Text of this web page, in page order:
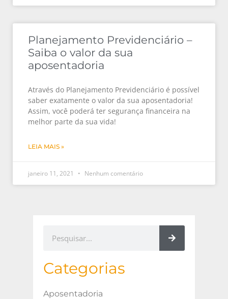
Planejamento Previdenciário –
Saiba o valor da sua
aposentadoria
Através do Planejamento Previdenciário é possível
saber exatamente o valor da sua aposentadoria!
Assim, você poderá ter segurança financeira na
melhor parte da sua vida!
LEIA MAIS »
janeiro 11, 2021 Nenhum comentário
Categorias
Aposentadoria